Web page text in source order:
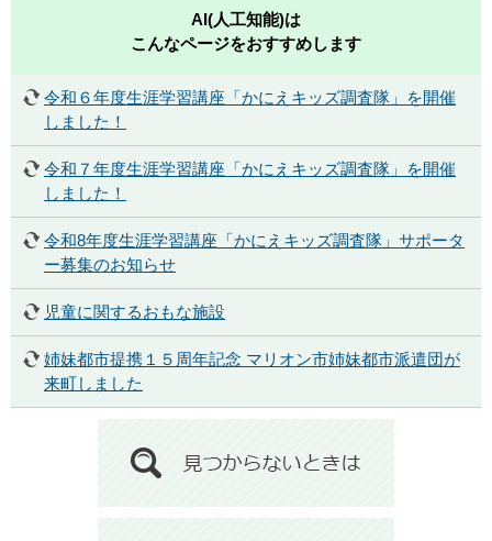
AI(人工知能)は
こんなページをおすすめします
令和６年度生涯学習講座「かにえキッズ調査隊」を開催
しました！
令和７年度生涯学習講座「かにえキッズ調査隊」を開催
しました！
令和8年度生涯学習講座「かにえキッズ調査隊」サポータ
ー募集のお知らせ
児童に関するおもな施設
姉妹都市提携１５周年記念 マリオン市姉妹都市派遣団が
来町しました